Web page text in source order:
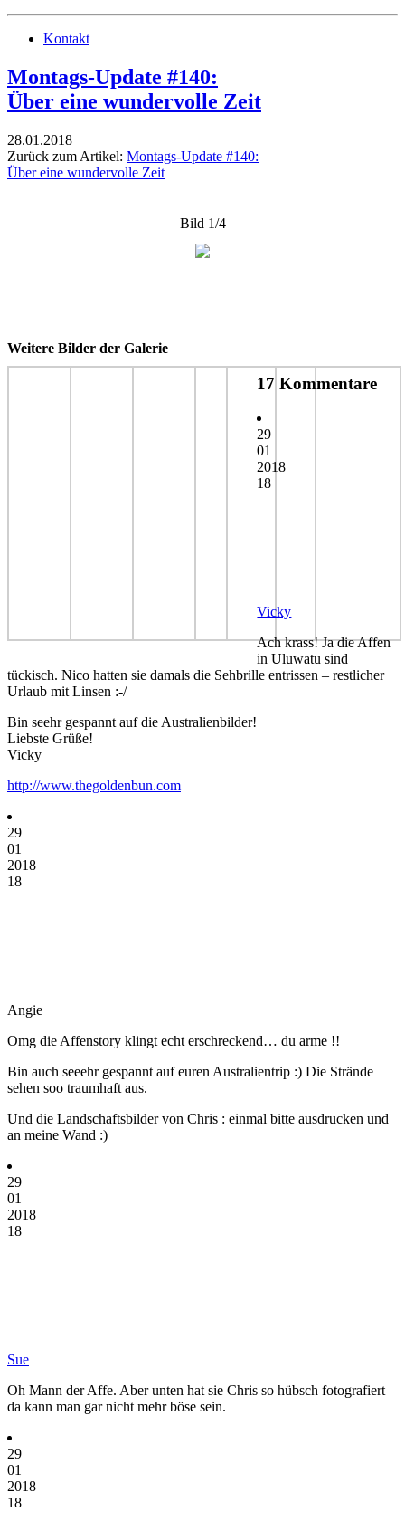
Kontakt
Montags-Update #140:
Über eine wundervolle Zeit
28.01.2018
Zurück zum Artikel: Montags-Update #140:
Über eine wundervolle Zeit
Bild 1/4
Weitere Bilder der Galerie
17 Kommentare
29
01
2018
18
Vicky
Ach krass! Ja die Affen
in Uluwatu sind
tückisch. Nico hatten sie damals die Sehbrille entrissen – restlicher
Urlaub mit Linsen :-/
Bin seehr gespannt auf die Australienbilder!
Liebste Grüße!
Vicky
http://www.thegoldenbun.com
29
01
2018
18
Angie
Omg die Affenstory klingt echt erschreckend… du arme !!
Bin auch seeehr gespannt auf euren Australientrip :) Die Strände
sehen soo traumhaft aus.
Und die Landschaftsbilder von Chris : einmal bitte ausdrucken und
an meine Wand :)
29
01
2018
18
Sue
Oh Mann der Affe. Aber unten hat sie Chris so hübsch fotografiert –
da kann man gar nicht mehr böse sein.
29
01
2018
18